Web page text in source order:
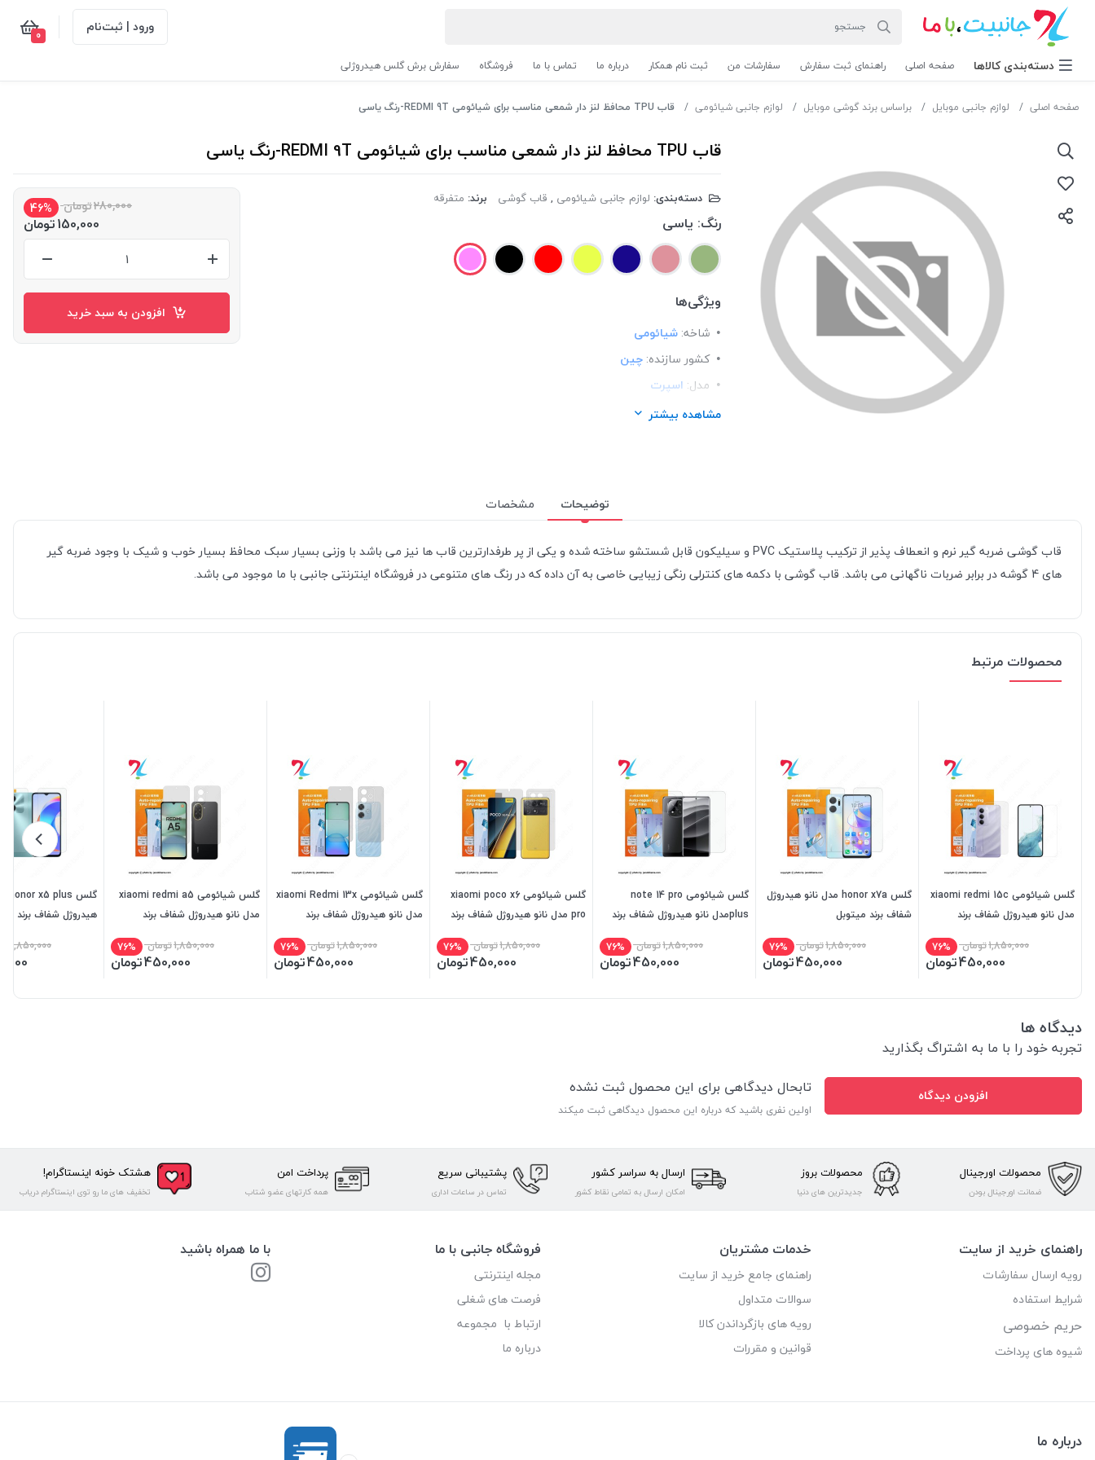
ورود | ثبت‌نام 0
دسته‌بندی‌ کالاها صفحه اصلی راهنمای ثبت سفارش سفارشات من ثبت نام همکار درباره ما تماس با ما فروشگاه سفارش برش گلس هیدروژلی
صفحه اصلی لوازم جانبی موبایل براساس برند گوشی موبایل لوازم جانبی شیائومی قاب TPU محافظ لنز دار شمعی مناسب برای شیائومی REDMI 9T-رنگ یاسی
قاب TPU محافظ لنز دار شمعی مناسب برای شیائومی REDMI 9T-رنگ یاسی
دسته‌بندی: لوازم جانبی شیائومی , قاب گوشی برند: متفرقه
رنگ: یاسی
ویژگی‌ها
شاخه: شیائومی
کشور سازنده: چین
مدل: اسپرت
ساختار: TPU
مشاهده بیشتر
280,000تومان 46%
150,000تومان
افزودن به سبد خرید
توضیحات مشخصات
قاب گوشی ضربه گیر نرم و انعطاف پذیر از ترکیب پلاستیک PVC و سیلیکون قابل شستشو ساخته شده و یکی از پر طرفدارترین قاب ها نیز می باشد با وزنی بسیار سبک محافظ بسیار خوب و شیک با وجود ضربه گیر
های 4 گوشه در برابر ضربات ناگهانی می باشد. قاب گوشی با دکمه های کنترلی رنگی زیبایی خاصی به آن داده که در رنگ های متنوعی در فروشگاه اینترنتی جانبی با ما موجود می باشد.
محصولات مرتبط
گلس شیائومی xiaomi redmi 15c
مدل نانو هیدروژل شفاف برند
1,850,000تومان 76%
450,000تومان
گلس honor x7a مدل نانو هیدروژل
شفاف برند میتوبل
1,850,000تومان 76%
450,000تومان
گلس شیائومی note 14 pro
plusمدل نانو هیدروژل شفاف برند
1,850,000تومان 76%
450,000تومان
گلس شیائومی xiaomi poco x6
pro مدل نانو هیدروژل شفاف برند
1,850,000تومان 76%
450,000تومان
گلس شیائومی xiaomi Redmi 13x
مدل نانو هیدروژل شفاف برند
1,850,000تومان 76%
450,000تومان
گلس شیائومی xiaomi redmi a5
مدل نانو هیدروژل شفاف برند
1,850,000تومان 76%
450,000تومان
هیدروژل شفاف برند
1,850,000
دیدگاه ها
تجربه خود را با ما به اشتراگ بگذارید
افزودن دیدگاه تابحال دیدگاهی برای این محصول ثبت نشده
اولین نفری باشید که درباره این محصول دیدگاهی ثبت میکند
محصولات اورجینال
ضمانت اورجینال بودن
محصولات بروز
جدیدترین های دنیا
ارسال به سراسر کشور
امکان ارسال به تمامی نقاط کشور
پشتیبانی سریع
تماس در ساعات اداری
پرداخت امن
همه کارتهای عضو شتاب
هشتک خونه اینستاگرام!
تخفیف های ما رو توی اینستاگرام دریاب
راهنمای خرید از سایت
رویه ارسال سفارشات
شرایط استفاده
حریم خصوصی
شیوه های پرداخت
خدمات مشتریان
راهنمای جامع خرید از سایت
سوالات متداول
رویه های بازگرداندن کالا
قوانین و مقررات
فروشگاه جانبی با ما
مجله اینترنتی
فرصت های شغلی
ارتباط با مجموعه
درباره ما
با ما همراه باشید
درباره ما